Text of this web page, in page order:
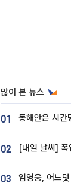
많이 본 뉴스
01
02
03